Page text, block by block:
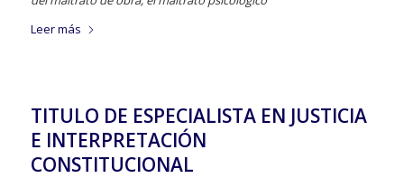
Leer más
TITULO DE ESPECIALISTA EN JUSTICIA
E INTERPRETACIÓN
CONSTITUCIONAL